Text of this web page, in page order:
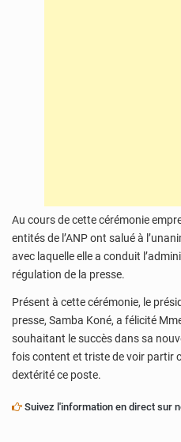
Au cours de cette cérémonie
entités de l’ANP ont salué à
avec laquelle elle a conduit
régulation de la presse.
Présent à cette cérémonie, le
presse, Samba Koné, a félicité
souhaitant le succès dans sa
fois content et triste de voir partir
dextérité ce poste.
Suivez l'information en direct sur